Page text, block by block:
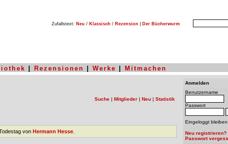
Zufallstext: Neu / Klassisch / Rezension Der Bücherwurm
Rezensionen Werke Mitmachen
Suche | Mitglieder | Neu | Statistik
von Hermann Hesse.
Anmelden
Benutzername
Passwort
Eingeloggt bleiben
Neu registrieren?
Passwort